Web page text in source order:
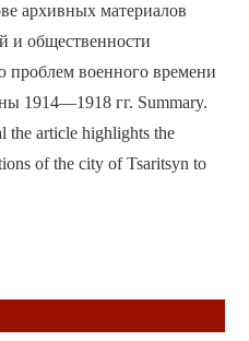
архивных материалов
и общественности
военного времени
1914—1918 гг. Summary.
the article highlights the
of the city of Tsaritsyn to